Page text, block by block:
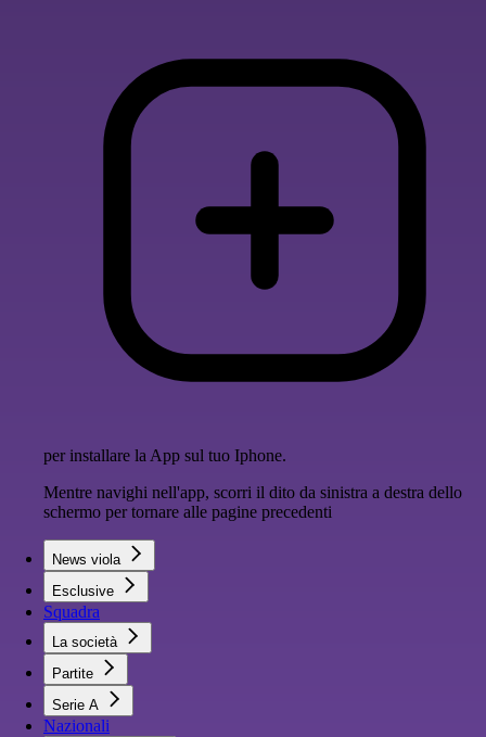
per installare la App sul tuo Iphone.
Mentre navighi nell'app, scorri il dito da sinistra a destra dello
schermo per tornare alle pagine precedenti
News viola
Esclusive
Squadra
La società
Partite
Serie A
Nazionali